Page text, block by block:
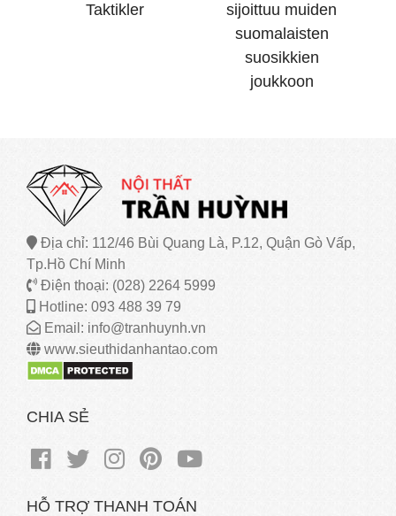
Taktikler
sijoittuu muiden
suomalaisten
suosikkien
joukkoon
Địa chỉ: 112/46 Bùi Quang Là, P.12, Quận Gò Vấp,
Tp.Hồ Chí Minh
Điện thoại: (028) 2264 5999
Hotline: 093 488 39 79
Email: info@tranhuynh.vn
www.sieuthidanhantao.com
CHIA SẺ
HỖ TRỢ THANH TOÁN